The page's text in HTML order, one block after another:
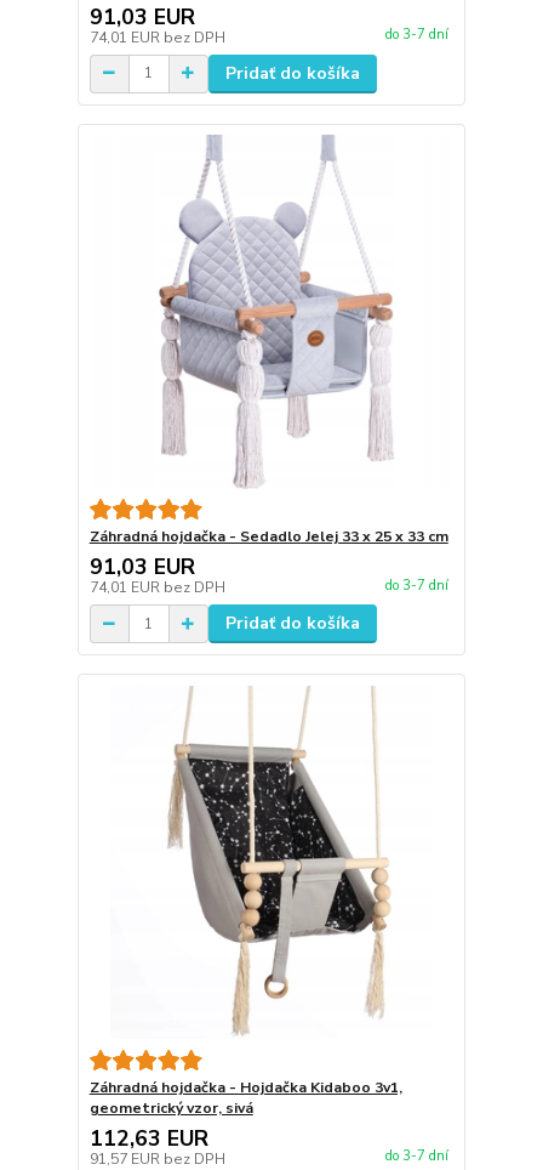
91,03 EUR
74,01 EUR bez DPH do 3-7 dní
Pridať do košíka
Záhradná hojdačka - Sedadlo Jelej 33 x 25 x 33 cm
91,03 EUR
74,01 EUR bez DPH do 3-7 dní
Pridať do košíka
Záhradná hojdačka - Hojdačka Kidaboo 3v1,
geometrický vzor, sivá
112,63 EUR
91,57 EUR bez DPH do 3-7 dní